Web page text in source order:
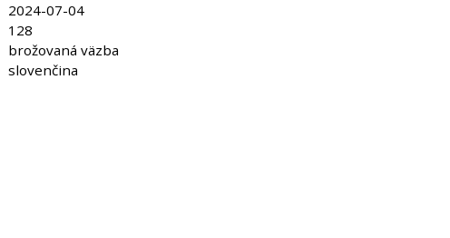
2024-07-04
128
brožovaná väzba
slovenčina